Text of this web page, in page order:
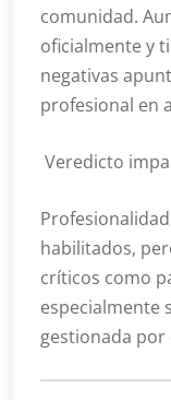
comunidad.
oficialmente y
negativas
profesional en
Veredicto
habilitados,
críticos como
especialmente
gestionada por